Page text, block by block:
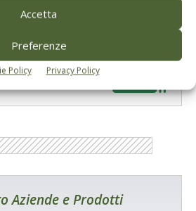
Accetta
Preferenze
Policy Privacy Policy
dalle aziende
Aziende e Prodotti